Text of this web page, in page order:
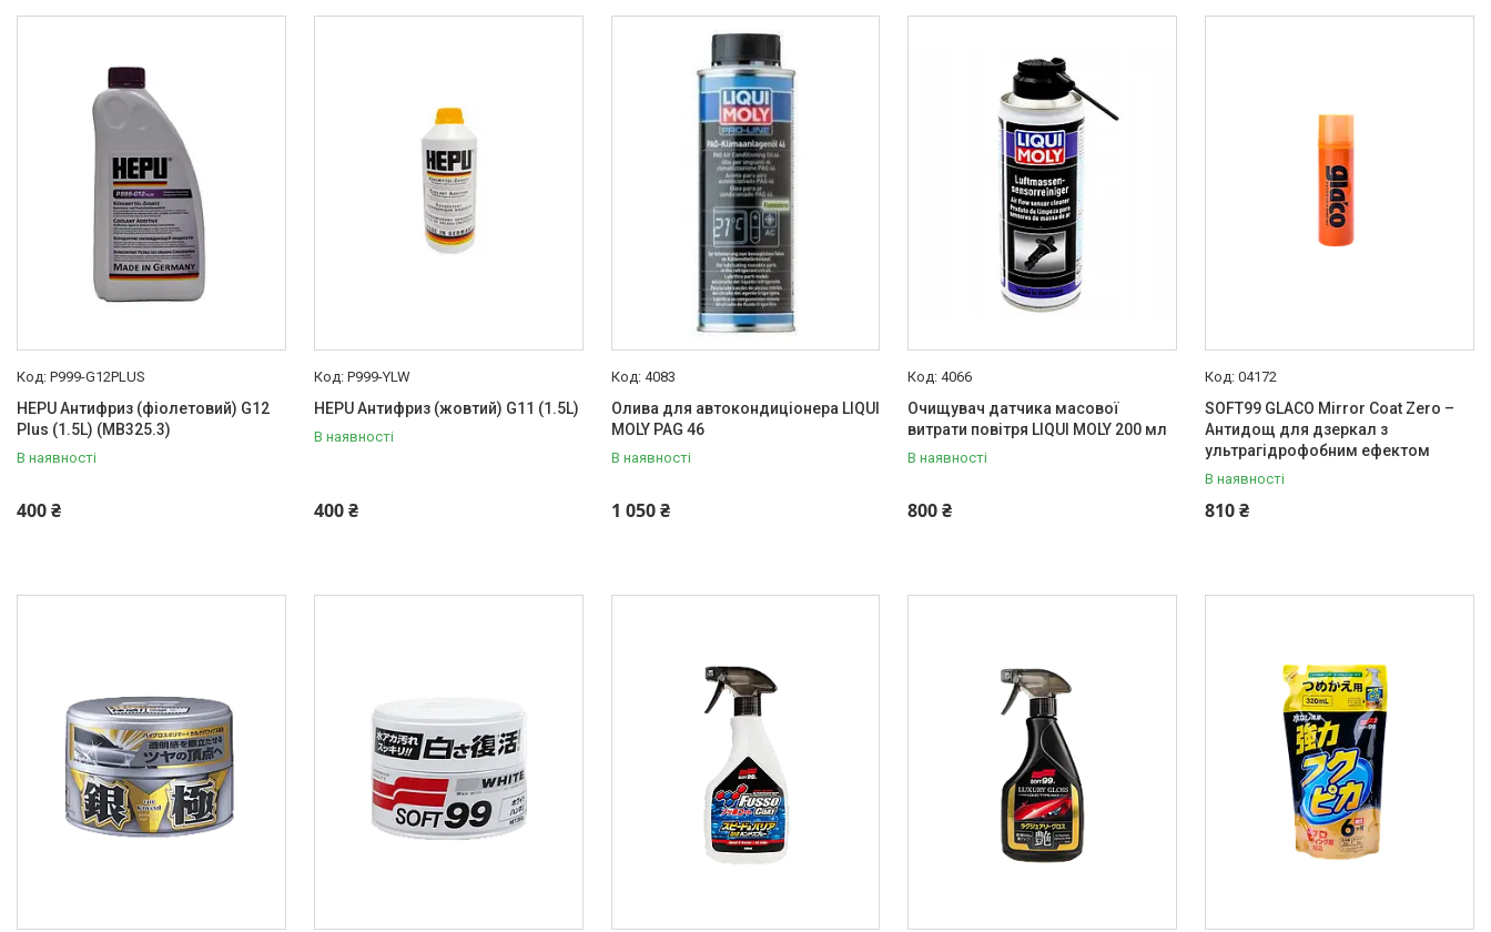
P999-G12PLUS
HEPU Антифриз (фіолетовий) G12
Plus (1.5L) (MB325.3)
В наявності
400 ₴
P999-YLW
HEPU Антифриз (жовтий) G11 (1.5L)
В наявності
400 ₴
4083
Олива для автокондиціонера LIQUI
MOLY PAG 46
В наявності
1 050 ₴
4066
Очищувач датчика масової
витрати повітря LIQUI MOLY 200 мл
В наявності
800 ₴
04172
SOFT99 GLACO Mirror Coat Zero –
Антидощ для дзеркал з
ультрагідрофобним ефектом
В наявності
810 ₴